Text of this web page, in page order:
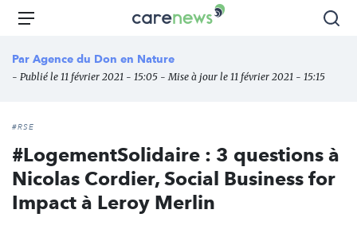
Aller
principal
Carenews,
média
des
Menu
Par Agence du Don en Nature
- Publié le 11 février 2021 - 15:05 - Mise à jour le 11 février 2021 - 15:15
#RSE
#LogementSolidaire : 3 questions à
Nicolas Cordier, Social Business for
Impact à Leroy Merlin